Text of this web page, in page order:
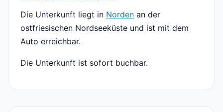
Die Unterkunft liegt in Norden an der
ostfriesischen Nordseeküste und ist mit dem
Auto erreichbar.
Die Unterkunft ist sofort buchbar.